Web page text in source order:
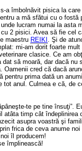
a îmbolnăvit pisica la
a mă sfătui cu o
lucram numai la asta
2 pisici. Avea să fie cel
maestru REIKI
. Şi de
mi-am dorit foarte
clasice. Ce am
să moară, dar dacă
Oamenii cred că dacă
pentru prima dată un
tot anul. Culmea e că,
te pe tine însuţi”.
timp cât îndeplinirea
asupra voastră şi
frica de ceva anume
îl producem!
împlinească!